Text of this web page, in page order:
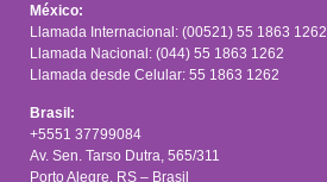
México:
Llamada Internacional: (00521) 55 1863 1262
Llamada Nacional: (044) 55 1863 1262
Llamada desde Celular: 55 1863 1262
Brasil:
+5551 37799084
Av. Sen. Tarso Dutra, 565/311
Porto Alegre, RS – Brasil